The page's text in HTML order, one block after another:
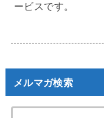
ービスです。
メルマガ検索